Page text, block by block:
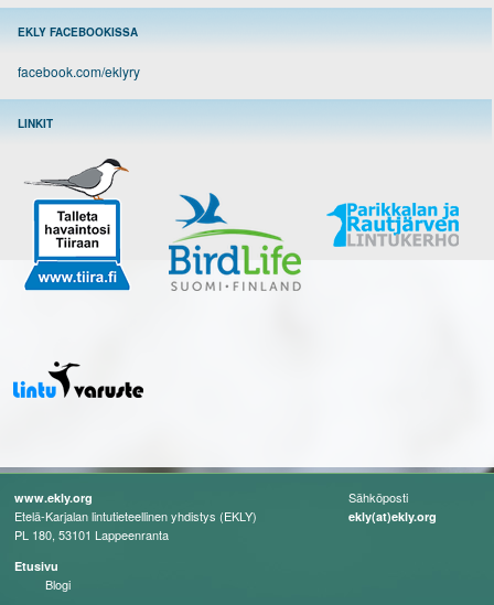
EKLY FACEBOOKISSA
facebook.com/eklyry
LINKIT
www.ekly.org
Etelä-Karjalan lintutieteellinen yhdistys (EKLY)
PL 180, 53101 Lappeenranta
Etusivu
Blogi
Sähköposti
ekly(at)ekly.org